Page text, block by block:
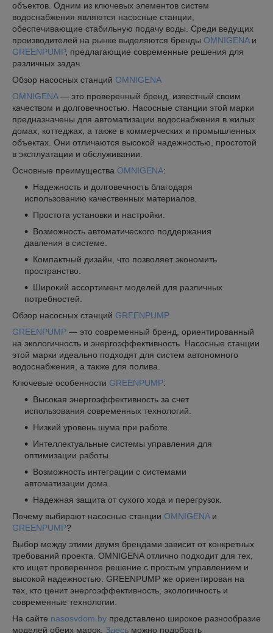
объектов. Одним из ключевых элементов систем
водоснабжения являются насосные станции,
обеспечивающие стабильную подачу воды. Среди ведущих
производителей на рынке выделяются бренды OMNIGENAи
GREENPUMP, предлагающие современные решения для
различных задач.
Обзор насосных станций OMNIGENA
OMNIGENA— это проверенный бренд, известный своим
качеством и долговечностью. Насосные станции этой марки
предназначены для автоматизации водоснабжения в жилых
домах, коттеджах, а также в коммерческих и промышленных
объектах. Они отличаются высокой надежностью, простотой
в эксплуатации и обслуживании.
Основные преимущества OMNIGENA:
Надежность и долговечность благодаря
использованию качественных материалов.
Простота установки и настройки.
Возможность автоматического поддержания
давления в системе.
Компактный дизайн, что позволяет экономить
пространство.
Широкий ассортимент моделей для различных
потребностей.
Обзор насосных станций GREENPUMP
GREENPUMP — это современный бренд, ориентированный
на экологичность и энергоэффективность. Насосные станции
этой марки идеально подходят для систем автономного
водоснабжения, а также для полива.
Ключевые особенности GREENPUMP:
Высокая энергоэффективность за счет
использования современных технологий.
Низкий уровень шума при работе.
Интеллектуальные системы управления для
оптимизации работы.
Возможность интеграции с системами
автоматизации дома.
Надежная защита от сухого хода и перегрузок.
Почему выбирают насосные станции OMNIGENAи
GREENPUMP?
Выбор между этими двумя брендами зависит от конкретных
требований проекта. OMNIGENA отлично подходит для тех,
кто ищет проверенное решение с простым управлением и
высокой надежностью. GREENPUMP же ориентирован на
тех, кто ценит энергоэффективность, экологичность и
современные технологии.
На сайте nasosvdom.by представлено широкое разнообразие
моделей обеих марок. Здесь можно подобрать